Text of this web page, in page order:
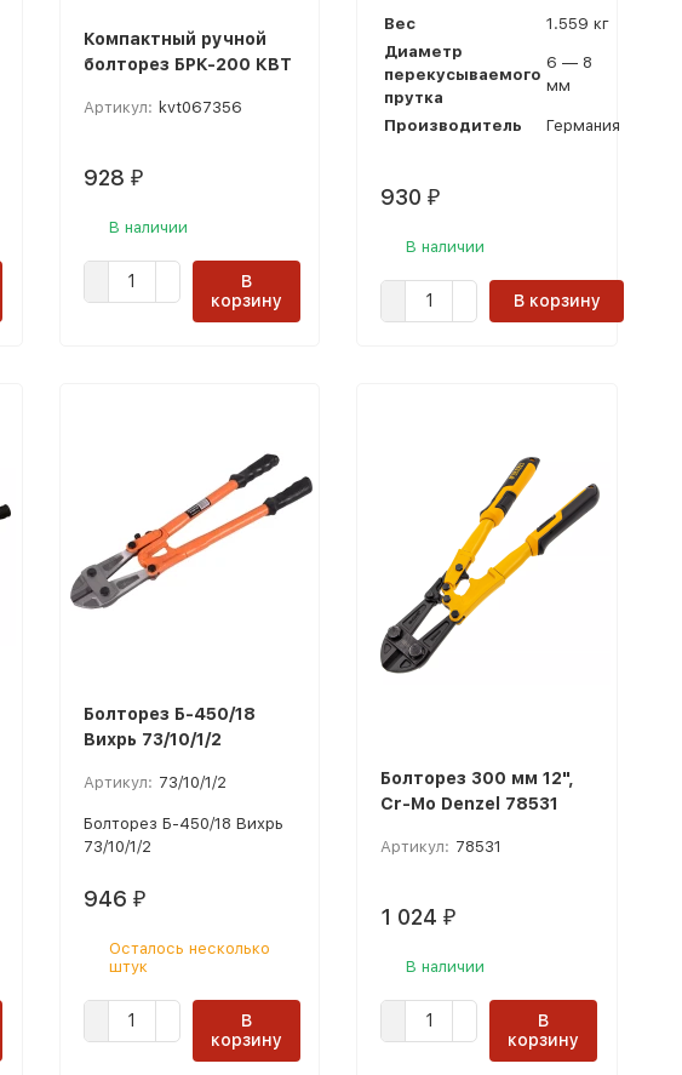
Компактный ручной
болторез БРК-200 КВТ
Артикул: kvt067356
928 ₽
В наличии
В
корзину
Вес
1.559 кг
Диаметр
перекусываемого
прутка
6 — 8
мм
Производитель Германия
930 ₽
В наличии
В корзину
Болторез Б-450/18
Вихрь 73/10/1/2
Артикул: 73/10/1/2
Болторез Б-450/18 Вихрь
73/10/1/2
946 ₽
Осталось несколько
штук
В
корзину
Болторез 300 мм 12",
Cr-Mo Denzel 78531
Артикул: 78531
1 024 ₽
В наличии
В
корзину